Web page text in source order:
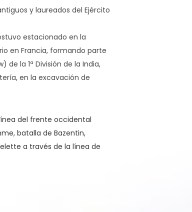
y laureados del Ejército
estacionado en la
en Francia, formando parte
de la 1ª División de la India,
en la excavación de
del frente occidental
batalla de Bazentin,
a través de la línea de
de Caballería, 4ª División de
Participó en las